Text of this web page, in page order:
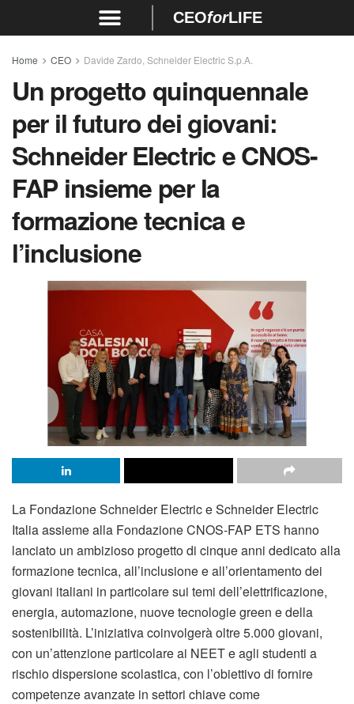
CEOforLIFE
Home CEO Davide Zardo, Schneider Electric S.p.A.
Un progetto quinquennale
per il futuro dei giovani:
Schneider Electric e CNOS-
FAP insieme per la
formazione tecnica e
l’inclusione
La Fondazione Schneider Electric e Schneider Electric
Italia assieme alla Fondazione CNOS-FAP ETS hanno
lanciato un ambizioso progetto di cinque anni dedicato alla
formazione tecnica, all’inclusione e all’orientamento dei
giovani italiani in particolare sui temi dell’elettrificazione,
energia, automazione, nuove tecnologie green e della
sostenibilità. L’iniziativa coinvolgerà oltre 5.000 giovani,
con un’attenzione particolare ai NEET e agli studenti a
rischio dispersione scolastica, con l’obiettivo di fornire
competenze avanzate in settori chiave come